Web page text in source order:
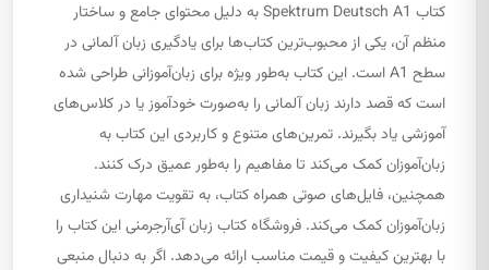
کتاب Spektrum Deutsch A1 به دلیل محتوای جامع و ساختار
منظم آن، یکی از محبوب‌ترین کتاب‌ها برای یادگیری زبان آلمانی در
سطح A1 است. این کتاب به‌طور ویژه برای زبان‌آموزانی طراحی شده
است که قصد دارند زبان آلمانی را به‌صورت خودآموز یا در کلاس‌های
آموزشی یاد بگیرند. تمرین‌های متنوع و کاربردی این کتاب به
زبان‌آموزان کمک می‌کند تا مفاهیم را به‌طور عمیق درک کنند.
همچنین، فایل‌های صوتی همراه کتاب، به تقویت مهارت شنیداری
زبان‌آموزان کمک می‌کند. فروشگاه کتاب زبان آی‌آرجرمنی این کتاب را
با بهترین کیفیت و قیمت مناسب ارائه می‌دهد. اگر به دنبال منبعی